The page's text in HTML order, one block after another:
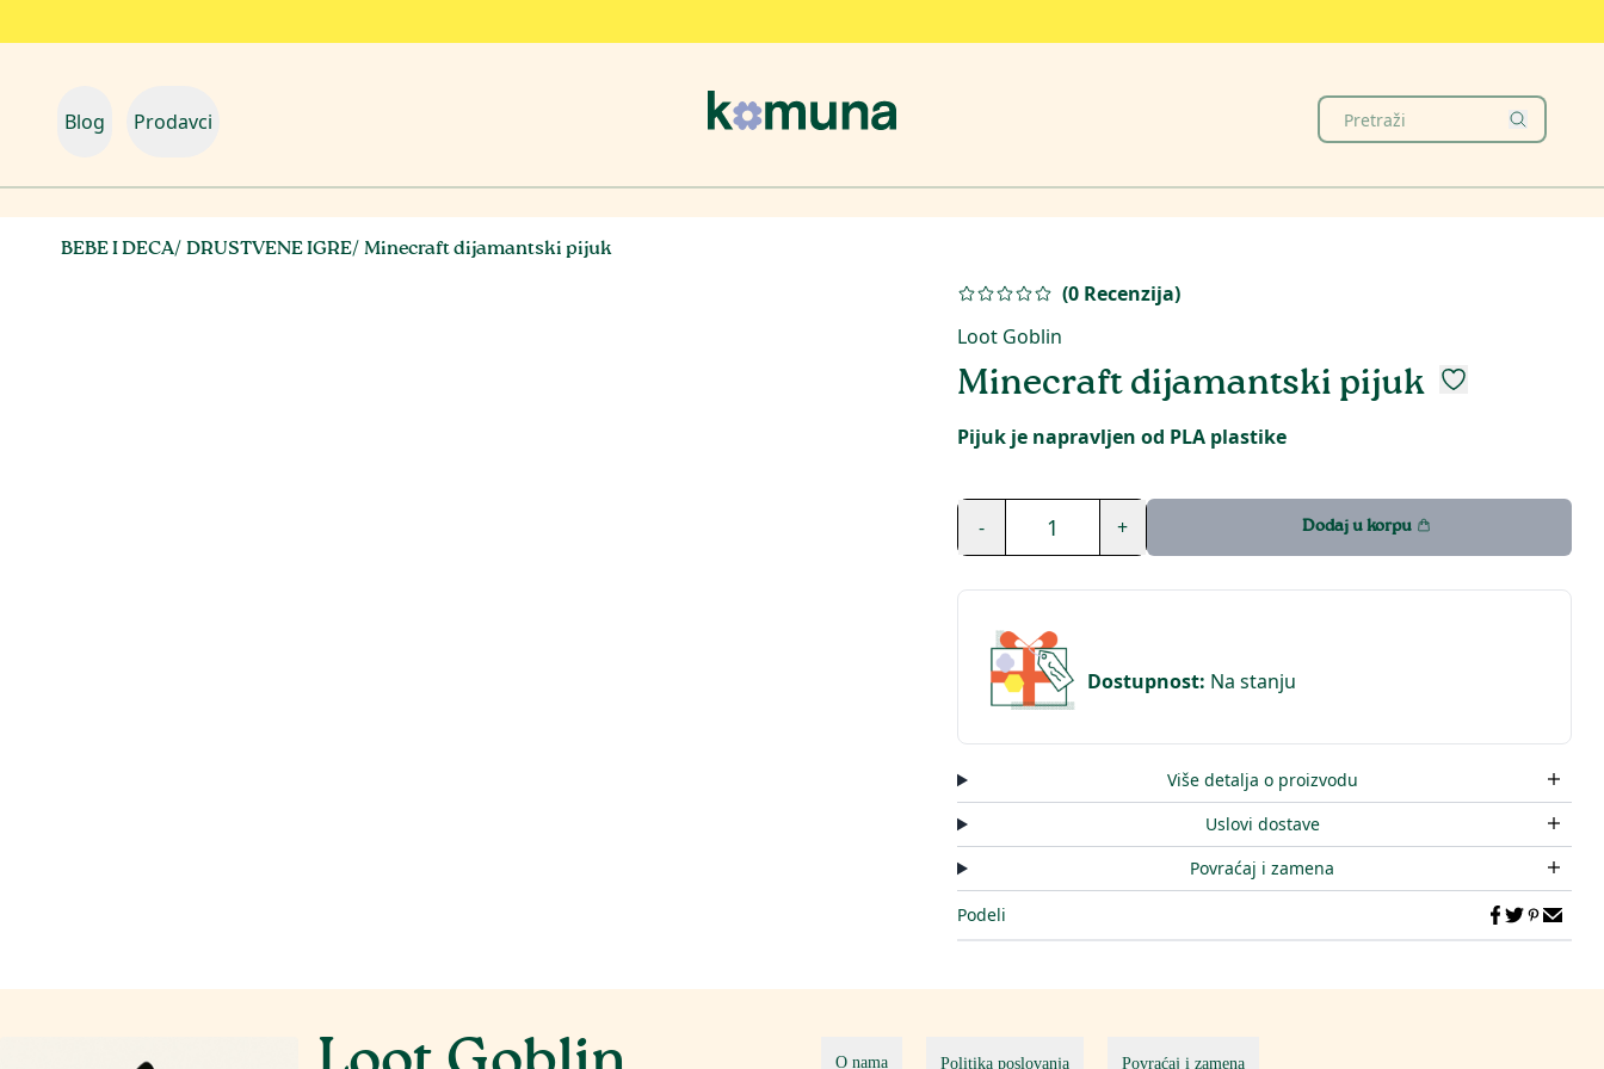
Blog Prodavci
BEBE I DECA/DRUSTVENE IGRE/Minecraft dijamantski pijuk
(0 Recenzija)
Loot Goblin
Minecraft dijamantski pijuk
Pijuk je napravljen od PLA plastike
- 1 + Dodaj u korpu
Dostupnost: Na stanju
Više detalja o proizvodu
Uslovi dostave
Povraćaj i zamena
Podeli
O nama Politika poslovanja Povraćaj i zamena